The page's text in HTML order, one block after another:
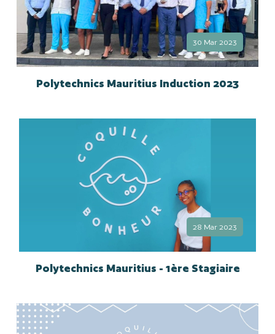
30 Mar 2023
Polytechnics Mauritius Induction 2023
28 Mar 2023
Polytechnics Mauritius - 1ère Stagiaire